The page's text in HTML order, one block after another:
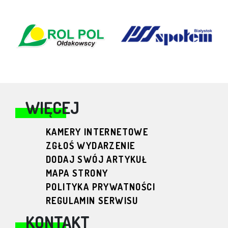
WIĘCEJ
KAMERY INTERNETOWE
ZGŁOŚ WYDARZENIE
DODAJ SWÓJ ARTYKUŁ
MAPA STRONY
POLITYKA PRYWATNOŚCI
REGULAMIN SERWISU
KONTAKT